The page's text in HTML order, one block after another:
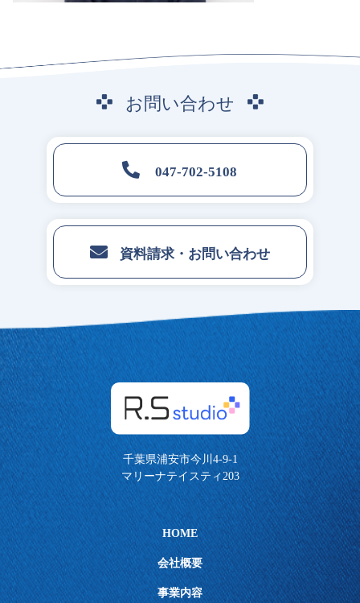
お 問 い合わせ
047-702-5108
資料請求・お問い合わせ
千葉県浦安市今川4-9-1
マリーナテイスティ203
HOME
会社概要
事業内容